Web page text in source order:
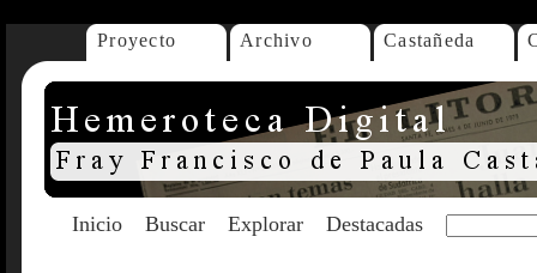
Proyecto Archivo Castañeda
Inicio Buscar Explorar Destacadas